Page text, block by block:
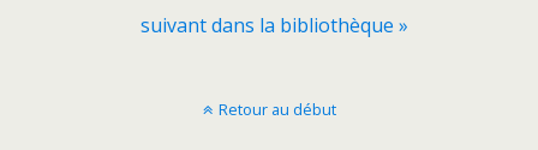
suivant dans la bibliothèque »
Retour au début